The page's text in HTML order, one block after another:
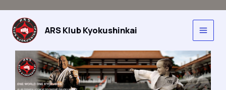
Przejdź
treści
ARS Klub Kyokushinkai
Main